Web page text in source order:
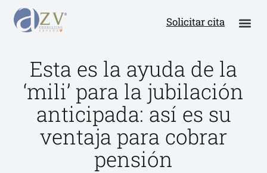
Solicitar cita
Esta es la ayuda de la
‘mili’ para la jubilación
anticipada: así es su
ventaja para cobrar
pensión